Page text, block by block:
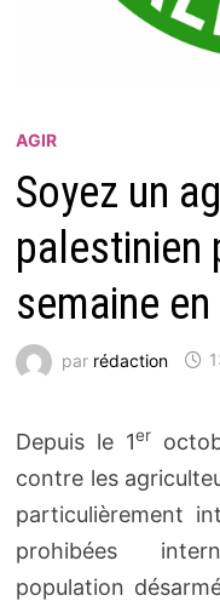
AGIR
Soyez un
palestinien
semaine
par rédaction
Depuis le 1er
contre les
particulièrement
prohibées
population